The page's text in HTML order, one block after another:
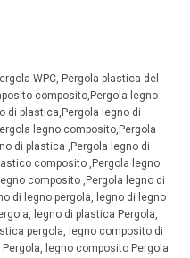
WPC, Pergola plastica del
composito,Pergola legno
di plastica,Pergola legno di
legno composito,Pergola
di plastica ,Pergola legno di
composito ,Pergola legno
composito ,Pergola legno di
di legno pergola, legno di legno
legno di plastica Pergola,
pergola, legno composito di
legno composito Pergola